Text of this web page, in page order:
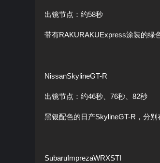
出镜节点：约58秒
带有RAKURAKUExpress涂装的绿
NissanSkylineGT-R
出镜节点：约46秒、76秒、82秒
黑银配色的日产SkylineGT-R，分别
SubaruImprezaWRXSTI